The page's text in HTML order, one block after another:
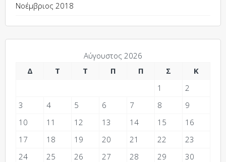
Νοέμβριος 2018
Αύγουστος 2026
Δ
Τ Τ Π Π Σ
Κ
1
2
3
4 5 6 7 8
9
10
11 12 13 14 15
16
17
18 19 20 21 22
23
24
25 26 27 28 29
30